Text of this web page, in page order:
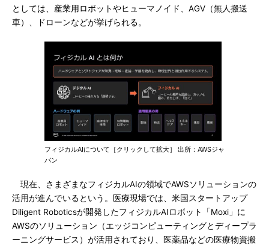
としては、産業用ロボットやヒューマノイド、AGV（無人搬送
車）、ドローンなどが挙げられる。
フィジカルAIについて［クリックして拡大］ 出所：AWSジャ
パン
現在、さまざまなフィジカルAIの領域でAWSソリューションの
活用が進んでいるという。医療現場では、米国スタートアップ
Diligent Roboticsが開発したフィジカルAIロボット「Moxi」に
AWSのソリューション（エッジコンピューティングとディープラ
ーニングサービス）が活用されており、医薬品などの医療物資搬